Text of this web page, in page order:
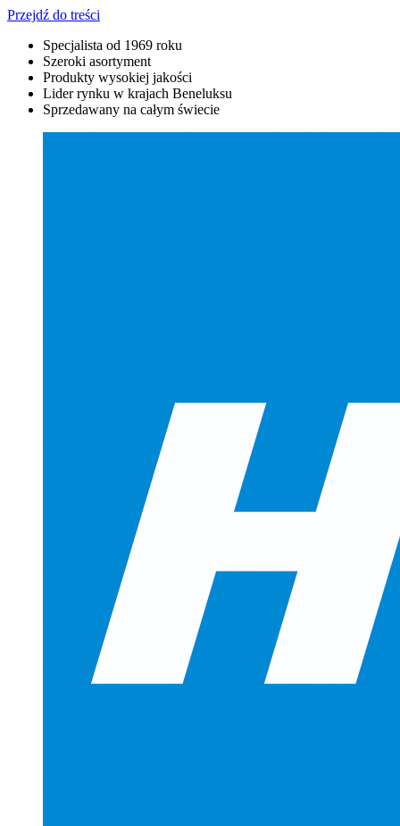
Przejdź do treści
Specjalista od 1969 roku
Szeroki asortyment
Produkty wysokiej jakości
Lider rynku w krajach Beneluksu
Sprzedawany na całym świecie